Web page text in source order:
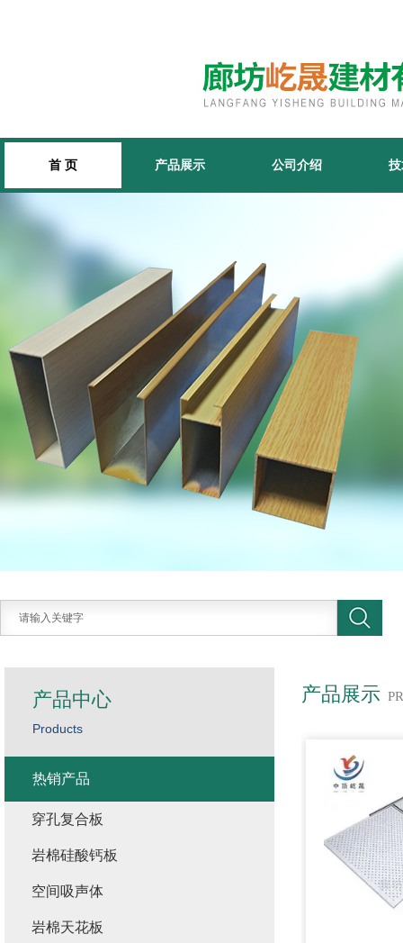
首 页 产品展示 公司介绍
产品展示
产品中心
Products
热销产品
穿孔复合板
岩棉硅酸钙板
空间吸声体
岩棉天花板